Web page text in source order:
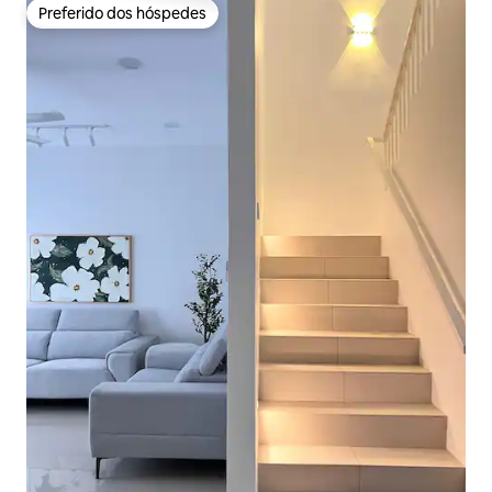
Preferido dos hóspedes
Preferido dos hóspedes